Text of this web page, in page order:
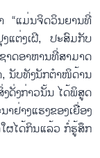
“ແມ່ນຈິດວິນຍານທີ່
ແຕ່ງເຝີ, ປະສົມກັບ
ດອາຫານທີ່ສາມາດ
ນັບທັງນັກຕຳໜິດ້ານ
ດັ່ງກ່າວນັ້ນ ໄດ້ພິສູດ
ຢ່າງແຮງຂອງເຍື່ອງ
ຜໄດ້ກິນແລ້ວ ກໍ່ຮູ້ສຶກ